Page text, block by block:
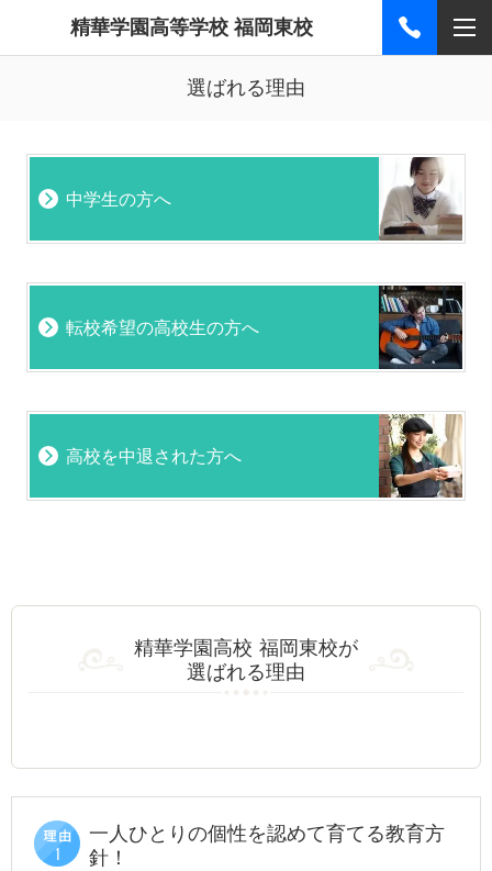
精華学園高等学校 福岡東校
選ばれる理由
中学生の方へ
転校希望の高校生の方へ
高校を中退された方へ
精華学園高校 福岡東校が
選ばれる理由
一人ひとりの個性を認めて育てる教育方
針！